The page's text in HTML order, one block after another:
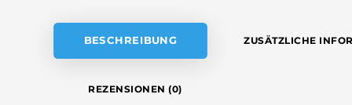
:
BESCHREIBUNG ZUSÄTZLICHE
REZENSIONEN (0)